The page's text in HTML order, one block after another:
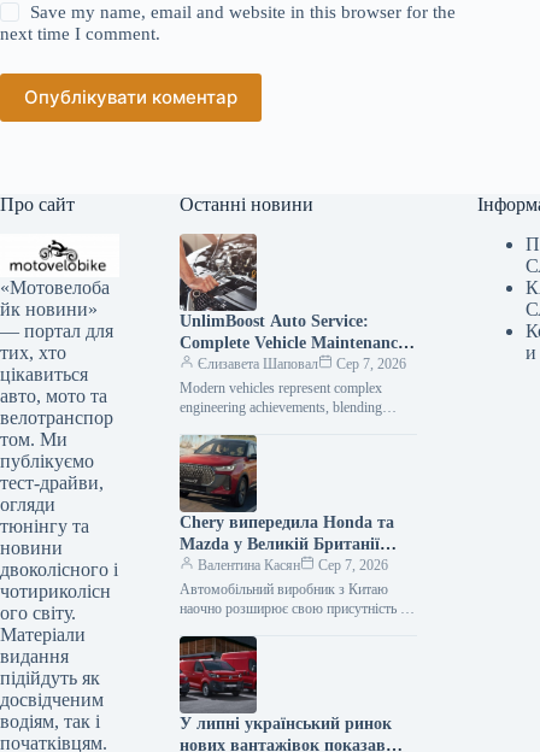
Save my name, email and website in this browser for the
next time I comment.
Опублікувати коментар
Про сайт
«Мотовелоба
йк новини»
— портал для
тих, хто
цікавиться
авто, мото та
велотранспор
том. Ми
публікуємо
тест-драйви,
огляди
тюнінгу та
новини
двоколісного і
чотириколісн
ого світу.
Матеріали
видання
підійдуть як
досвідченим
водіям, так і
початківцям.
Останні новини
UnlimBoost Auto Service:
Complete Vehicle Maintenance
& ECU Tuning
Єлизавета Шаповал
Сер 7, 2026
Modern vehicles represent complex
engineering achievements, blending
with intricate electronic management
systems. When searching for specialized
car…
Chery випередила Honda та
Mazda у Великій Британії
лише за рік після своєї появи
на ринку.
Валентина Касян
Сер 7, 2026
Автомобільний виробник з Китаю
наочно розширює свою присутність на
відсоткову частку менш ніж за 12
місяців від…
У липні український ринок
нових вантажівок показав
и